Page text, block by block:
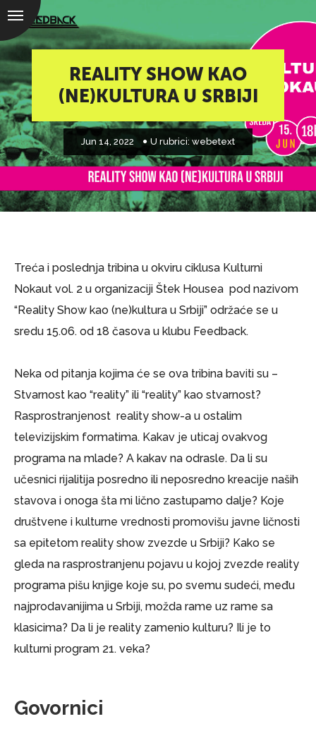
REALITY SHOW KAO
(NE)KULTURA U SRBIJI
Jun 14, 2022 U rubrici: webetext
Treća i poslednja tribina u okviru ciklusa Kulturni
Nokaut vol. 2 u organizaciji Štek Housea pod nazivom
“Reality Show kao (ne)kultura u Srbiji” održaće se u
sredu 15.06. od 18 časova u klubu Feedback.
Neka od pitanja kojima će se ova tribina baviti su –
Stvarnost kao “reality” ili “reality” kao stvarnost?
Rasprostranjenost reality show-a u ostalim
televizijskim formatima. Kakav je uticaj ovakvog
programa na mlade? A kakav na odrasle. Da li su
učesnici rijalitija posredno ili neposredno kreacije naših
stavova i onoga šta mi lično zastupamo dalje? Koje
društvene i kulturne vrednosti promovišu javne ličnosti
sa epitetom reality show zvezde u Srbiji? Kako se
gleda na rasprostranjenu pojavu u kojoj zvezde reality
programa pišu knjige koje su, po svemu sudeći, među
najprodavanijima u Srbiji, možda rame uz rame sa
klasicima? Da li je reality zamenio kulturu? Ili je to
kulturni program 21. veka?
Govornici